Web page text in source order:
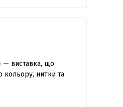
— виставка, що
кольору, нитки та